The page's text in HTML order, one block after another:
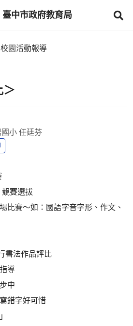
臺中市政府教育局
校園活動報導
＞
小 任廷芬
競賽選拔
比賽～如：國語字音字形、作文、
書法作品評比
導
中
錯字好可惜